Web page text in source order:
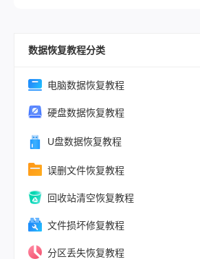
数据恢复教程分类
电脑数据恢复教程
硬盘数据恢复教程
U盘数据恢复教程
误删文件恢复教程
回收站清空恢复教程
文件损坏修复教程
分区丢失恢复教程